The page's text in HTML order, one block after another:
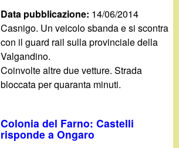
Data pubblicazione: 14/06/2014
Casnigo. Un veicolo sbanda e si scontra
con il guard rail sulla provinciale della
Valgandino.
Coinvolte altre due vetture. Strada
bloccata per quaranta minuti.
Colonia del Farno: Castelli
risponde a Ongaro